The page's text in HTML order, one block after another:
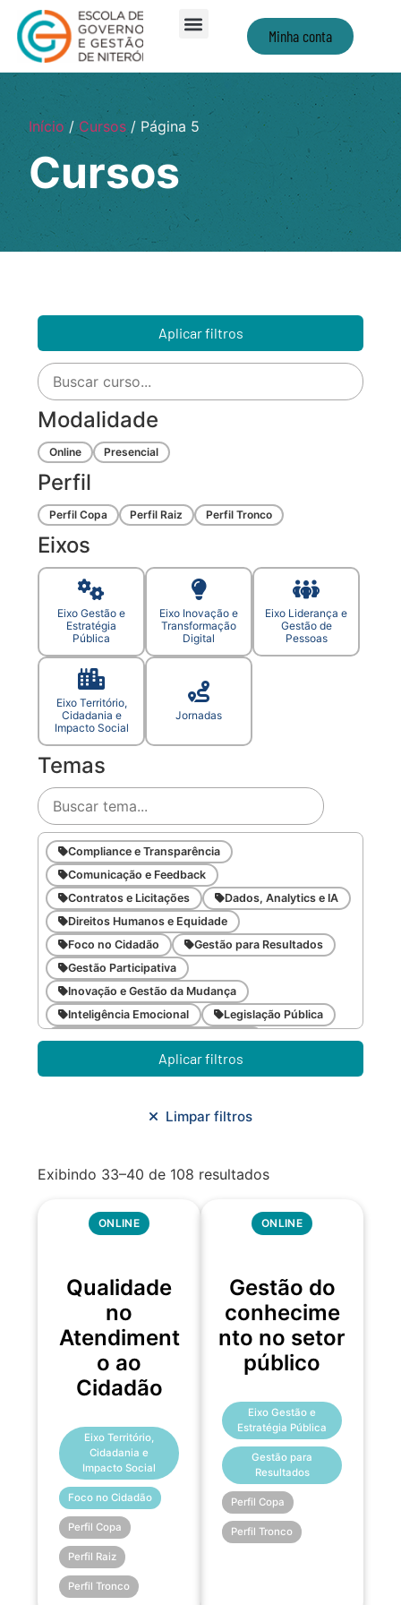
Minha conta
Início/Cursos/ Página 5
Cursos
Aplicar filtros
Modalidade
Online Presencial
Perfil
Perfil Copa Perfil Raiz Perfil Tronco
Eixos
Eixo Gestão e
Estratégia
Pública
Eixo Inovação e
Transformação
Digital
Eixo Liderança e
Gestão de
Pessoas
Eixo Território,
Cidadania e
Impacto Social
Jornadas
Temas
Compliance e Transparência
Comunicação e Feedback
Contratos e Licitações
Dados, Analytics e IA
Direitos Humanos e Equidade
Foco no Cidadão
Gestão para Resultados
Gestão Participativa
Inovação e Gestão da Mudança
Inteligência Emocional
Legislação Pública
Meio Ambiente e Sustentabilidade
Metodologias Ágeis
Orçamento e Finanças
Planejamento Urbano/Mobilidade
Aplicar filtros
Limpar filtros
Exibindo 33–40 de 108 resultados
ONLINE
Qualidade
no
Atendiment
o ao
Cidadão
Eixo Território,
Cidadania e
Impacto Social
Foco no Cidadão
Perfil Copa
Perfil Raiz
Perfil Tronco
ONLINE
Gestão do
conhecime
nto no setor
público
Eixo Gestão e
Estratégia Pública
Gestão para
Resultados
Perfil Copa
Perfil Tronco